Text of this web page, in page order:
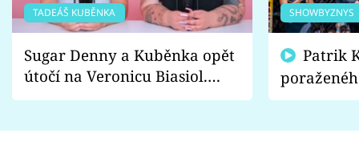
TADEÁŠ KUBĚNKA
Sugar Denny a Kuběnka opět
útočí na Veronicu Biasiol.
Proč je podle nich falešná a
SHOWBYZNYS
fanoušci